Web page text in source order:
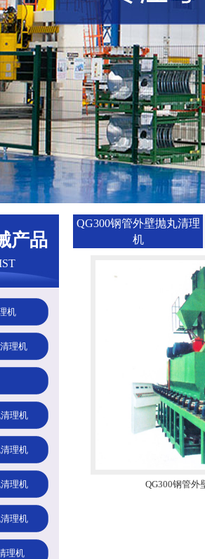
产品
机
理机
理机
理机
理机
理机
理机
QG300钢管外壁抛丸清理
机
QG300钢管外